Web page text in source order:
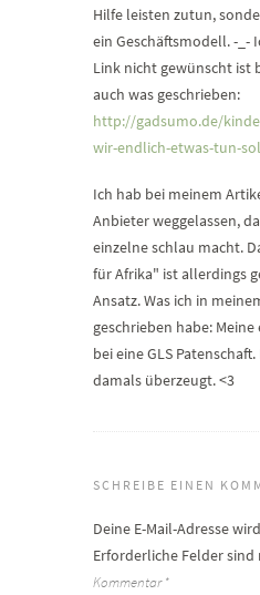
Hilfe leisten zutun,
ein Geschäftsmodell. -_-
Link nicht gewünscht ist
auch was geschrieben:
http://gadsumo.de/
wir-endlich-etwas-tun-
Ich hab bei meinem
Anbieter weggelassen,
einzelne schlau macht.
für Afrika" ist allerdings
Ansatz. Was ich in
geschrieben habe:
bei eine GLS
damals überzeugt. <3
SCHREIBE EINEN
Deine E-Mail-Adresse
Erforderliche Felder sind
Kommentar*